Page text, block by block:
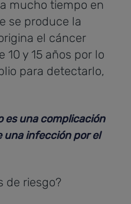
mucho tiempo en
se produce la
el cáncer
y 15 años por lo
para detectarlo,
es una complicación
infección por el
de riesgo?